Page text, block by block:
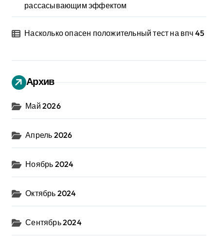
рассасывающим эффектом
Насколько опасен положительный тест на впч 45
Архив
Май 2026
Апрель 2026
Ноябрь 2024
Октябрь 2024
Сентябрь 2024